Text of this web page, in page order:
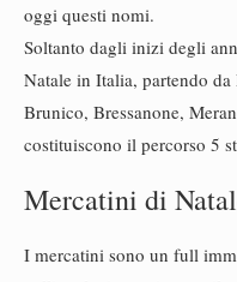
oggi questi nomi.
Soltanto dagli inizi degli
Natale in Italia, partendo
Brunico, Bressanone,
costituiscono il percorso 5
Mercatini di
I mercatini sono un full